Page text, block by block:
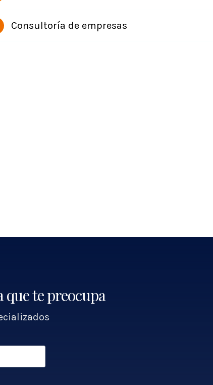
Consultoría de empresas
te preocupa